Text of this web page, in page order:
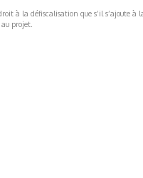
à la défiscalisation que s’il s’ajoute à
projet.